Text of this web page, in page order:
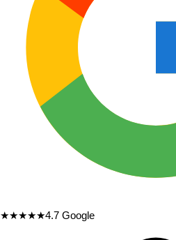
★★★★★4.7 Google